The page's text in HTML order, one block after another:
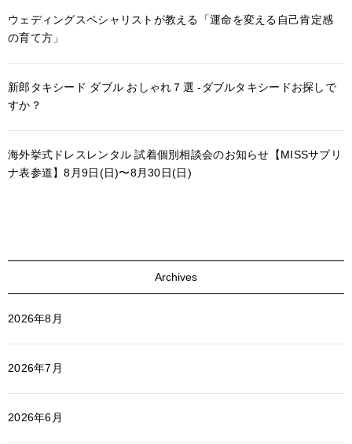
ウェディングスペシャリストが教える「運命を変える自己肯定感
の育て方」
新郎タキシード ダブル おしゃれ７選 -ダブルタキシードお探しで
すか？
海外挙式ドレスレンタル 試着個別相談会のお知らせ【MISSサブリ
ナ表参道】8月9日(日)〜8月30日(日)
Archives
2026年8月
2026年7月
2026年6月